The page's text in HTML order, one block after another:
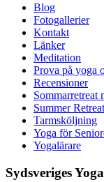
Blog
Fotogallerier
Kontakt
Länker
Meditation
Prova på yoga
Recensioner
Sommarretreat
Summer
Tarmsköljning
Yoga för
Yogalärare
Sydsveriges